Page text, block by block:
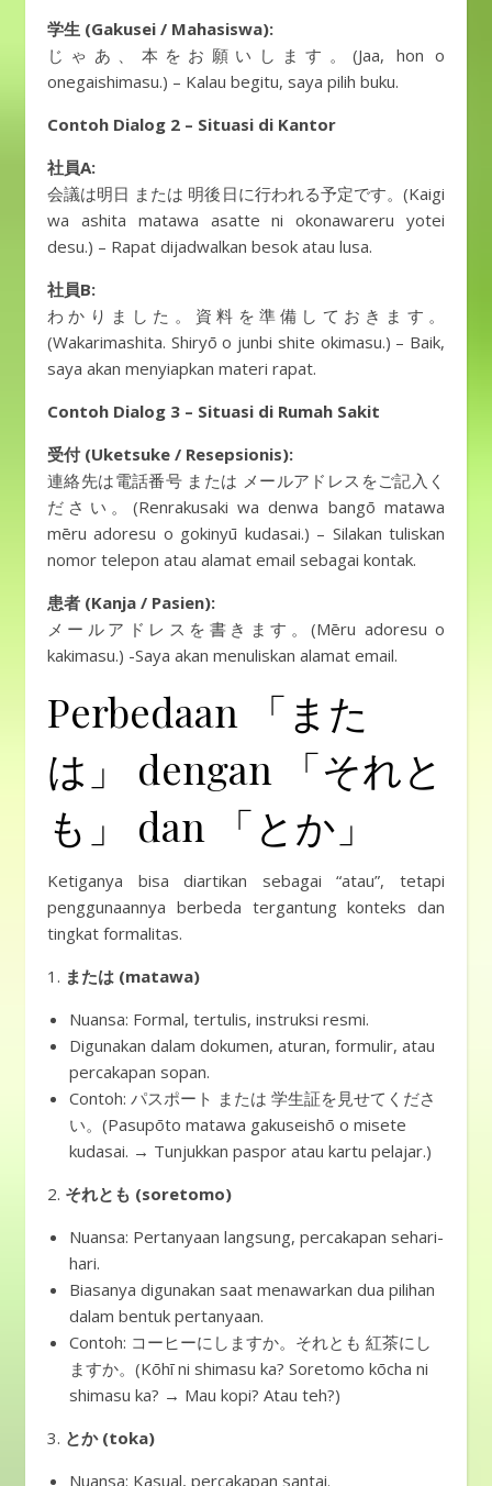
学生 (Gakusei / Mahasiswa):
じゃあ、本をお願いします。(Jaa, hon o
onegaishimasu.) – Kalau begitu, saya pilih buku.
Contoh Dialog 2 – Situasi di Kantor
社員A:
会議は明日 または 明後日に行われる予定です。(Kaigi
wa ashita matawa asatte ni okonawareru yotei
desu.) – Rapat dijadwalkan besok atau lusa.
社員B:
わかりました。資料を準備しておきます。
(Wakarimashita. Shiryō o junbi shite okimasu.) – Baik,
saya akan menyiapkan materi rapat.
Contoh Dialog 3 – Situasi di Rumah Sakit
受付 (Uketsuke / Resepsionis):
連絡先は電話番号 または メールアドレスをご記入く
ださい。(Renrakusaki wa denwa bangō matawa
mēru adoresu o gokinyū kudasai.) – Silakan tuliskan
nomor telepon atau alamat email sebagai kontak.
患者 (Kanja / Pasien):
メールアドレスを書きます。(Mēru adoresu o
kakimasu.) -Saya akan menuliskan alamat email.
Perbedaan 「また
は」 dengan 「それと
も」 dan 「とか」
Ketiganya bisa diartikan sebagai “atau”, tetapi
penggunaannya berbeda tergantung konteks dan
tingkat formalitas.
1. または (matawa)
Nuansa: Formal, tertulis, instruksi resmi.
Digunakan dalam dokumen, aturan, formulir, atau
percakapan sopan.
Contoh: パスポート または 学生証を見せてくださ
い。(Pasupōto matawa gakuseishō o misete
kudasai. → Tunjukkan paspor atau kartu pelajar.)
2. それとも (soretomo)
Nuansa: Pertanyaan langsung, percakapan sehari-
hari.
Biasanya digunakan saat menawarkan dua pilihan
dalam bentuk pertanyaan.
Contoh: コーヒーにしますか。それとも 紅茶にし
ますか。(Kōhī ni shimasu ka? Soretomo kōcha ni
shimasu ka? → Mau kopi? Atau teh?)
3. とか (toka)
Nuansa: Kasual, percakapan santai.